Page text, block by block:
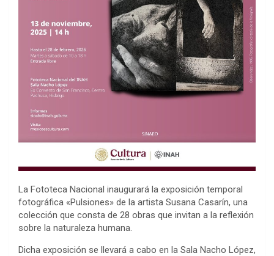
La Fototeca Nacional inaugurará la exposición temporal
fotográfica «Pulsiones» de la artista Susana Casarín, una
colección que consta de 28 obras que invitan a la reflexión
sobre la naturaleza humana.
Dicha exposición se llevará a cabo en la Sala Nacho López,